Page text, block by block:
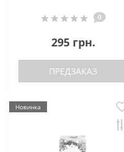
0
295 грн.
ПРЕДЗАКАЗ
Новинка